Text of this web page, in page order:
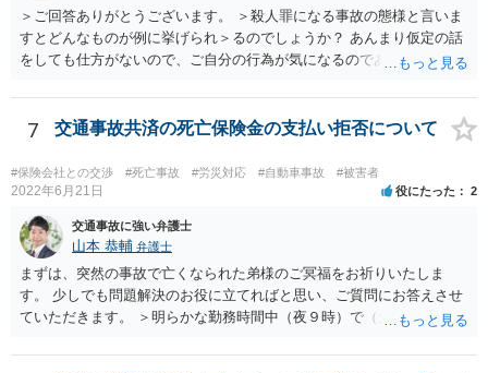
＞ご回答ありがとうございます。 ＞殺人罪になる事故の態様と言いま
すとどんなものが例に挙げられ＞るのでしょうか？ あんまり仮定の話
をしても仕方がないので、ご自分の行為が気になるのであれば、何を
か、直接弁護士に相談に行くかしたほうがいいと思います。 殺人罪に
なりうる事故の態様だと、自転車が改造自転車か何かで時速１００キ
と思いますので、殺人罪が成立しえますが・・・ 思いつく限りの例を
全て挙げるのは不可能ではあります。 ＞私は決して人を殺そうと思っ
て危険な運転をしたわけではありま＞せん。 殺人罪の故意は、「自分
の危険な運転で誰か人が死んでも構わない」くらいで成立します。そ
して自分でそう思っていなくても、客観的に人が死んでもおかしくな
い危険行為を、危険だと知っていてやると故意は認められてしまう可
能性が高いです。人を殺そうという意欲までは不要です。
7 交通事故共済の死亡保険金の支払い拒否について
#保険会社との交渉 #死亡事故 #労災対応 #自動車事故 #被害者
2022年6月21日 役にたった 2
交通事故に強い弁護士
山本 恭輔 弁護士
まずは、突然の事故で亡くなられた弟様のご冥福をお祈りいたしま
す。 少しでも問題解決のお役に立てればと思い、ご質問にお答えさせ
ていただきます。 ＞明らかな勤務時間中（夜９時）で（元従業員の証
相手方の言い分は通るのでしょうか？ 勿論、正式に支払い拒否となれ